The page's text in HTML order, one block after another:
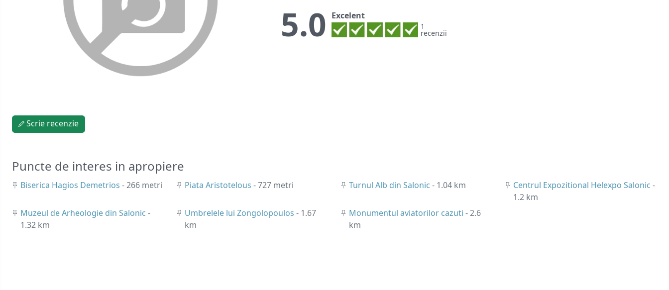
5.0 Excelent
1
recenzii
Scrie recenzie
Puncte de interes in apropiere
Biserica Hagios Demetrios - 266 metri Piata Aristotelous - 727 metri Turnul Alb din Salonic - 1.04 km Centrul Expozitional Helexpo Salonic -
1.2 km
Muzeul de Arheologie din Salonic -
1.32 km
Umbrelele lui Zongolopoulos - 1.67
km
Monumentul aviatorilor cazuti - 2.6
km